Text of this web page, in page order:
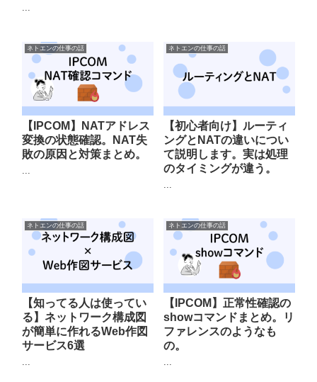
...
ネトエンの仕事の話
【IPCOM】NATアドレス
変換の状態確認。NAT失
敗の原因と対策まとめ。
...
ネトエンの仕事の話
【初心者向け】ルーティ
ングとNATの違いについ
て説明します。実は処理
のタイミングが違う。
...
ネトエンの仕事の話
【知ってる人は使ってい
る】ネットワーク構成図
が簡単に作れるWeb作図
サービス6選
...
ネトエンの仕事の話
【IPCOM】正常性確認の
showコマンドまとめ。リ
ファレンスのようなも
の。
...